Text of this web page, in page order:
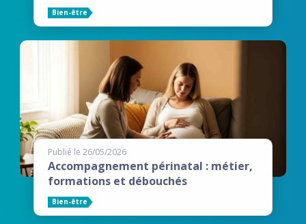
Bien-être
Publié le 26/05/2026
Accompagnement périnatal : métier,
formations et débouchés
Bien-être